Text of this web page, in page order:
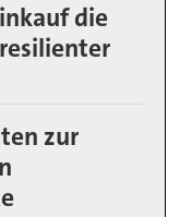
die
zur